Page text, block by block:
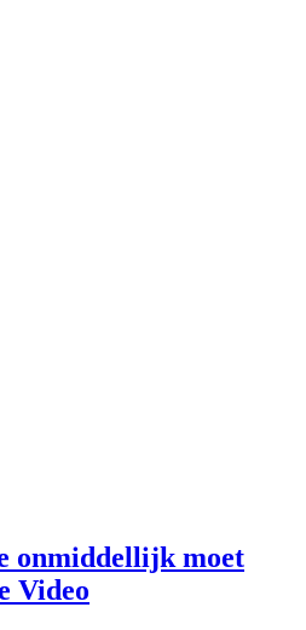
onmiddellijk moet
Video